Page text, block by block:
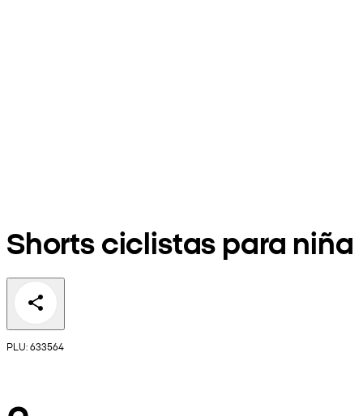
Shorts ciclistas para niña
PLU: 633564